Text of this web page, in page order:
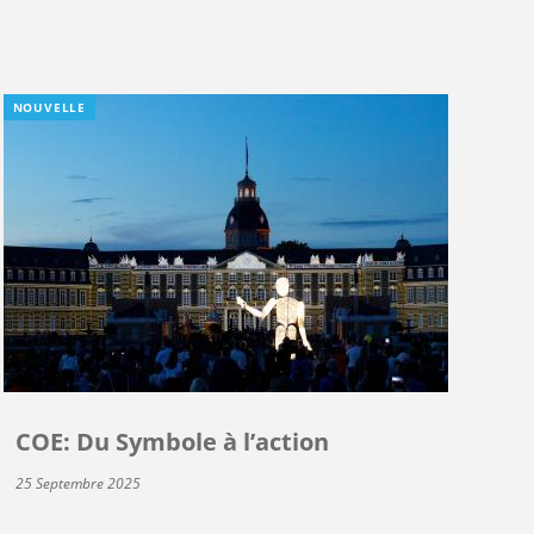
NOUVELLE
COE: Du Symbole à l’action
25 Septembre 2025